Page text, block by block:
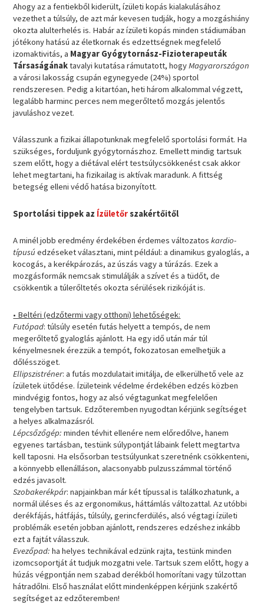
Ahogy az a fentiekből kiderült, ízületi kopás kialakulásához
vezethet a túlsúly, de azt már kevesen tudják, hogy a mozgáshiány
okozta alulterhelés is. Habár az ízületi kopás minden stádiumában
jótékony hatású az életkornak és edzettségnek megfelelő
izomaktivitás, a Magyar Gyógytornász-Fizioterapeuták
Társaságánaktavalyi kutatása rámutatott, hogyMagyarországon
a városi lakosság csupán egynegyede (24%) sportol
rendszeresen. Pedig a kitartóan, heti három alkalommal végzett,
legalább harminc perces nem megerőltető mozgás jelentős
javuláshoz vezet.
Válasszunk a fizikai állapotunknak megfelelő sportolási formát. Ha
szükséges, forduljunk gyógytornászhoz. Emellett mindig tartsuk
szem előtt, hogy a diétával elért testsúlycsökkenést csak akkor
lehet megtartani, ha fizikailag is aktívak maradunk. A fittség
betegség elleni védő hatása bizonyított.
Sportolási tippek az Ízületőrszakértőitől
A minél jobb eredmény érdekében érdemes változatoskardio-
típusúedzéseket választani, mint például: a dinamikus gyaloglás, a
kocogás, a kerékpározás, az úszás vagy a túrázás. Ezek a
mozgásformák nemcsak stimulálják a szívet és a tüdőt, de
csökkentik a túlerőltetés okozta sérülések rizikóját is.
• Beltéri (edzőtermi vagy otthoni) lehetőségek:
Futópad: túlsúly esetén futás helyett a tempós, de nem
megerőltető gyaloglás ajánlott. Ha egy idő után már túl
kényelmesnek érezzük a tempót, fokozatosan emelhetjük a
dőlésszöget.
Ellipszistréner: a futás mozdulatait imitálja, de elkerülhető vele az
ízületek ütődése. Ízületeink védelme érdekében edzés közben
mindvégig fontos, hogy az alsó végtagunkat megfelelően
tengelyben tartsuk. Edzőteremben nyugodtan kérjünk segítséget
a helyes alkalmazásról.
Lépcsőzőgép: minden tévhit ellenére nem előredőlve, hanem
egyenes tartásban, testünk súlypontját lábaink felett megtartva
kell taposni. Ha elsősorban testsúlyunkat szeretnénk csökkenteni,
a könnyebb ellenálláson, alacsonyabb pulzusszámmal történő
edzés javasolt.
Szobakerékpár: napjainkban már két típussal is találkozhatunk, a
normál üléses és az ergonomikus, háttámlás változattal. Az utóbbi
derékfájás, hátfájás, túlsúly, gerincferdülés, alsó végtagi ízületi
problémák esetén jobban ajánlott, rendszeres edzéshez inkább
ezt a fajtát válasszuk.
Evezőpad: ha helyes technikával edzünk rajta, testünk minden
izomcsoportját át tudjuk mozgatni vele. Tartsuk szem előtt, hogy a
húzás végpontján nem szabad derékból homorítani vagy túlzottan
hátradőlni. Első használat előtt mindenképpen kérjünk szakértő
segítséget az edzőteremben!